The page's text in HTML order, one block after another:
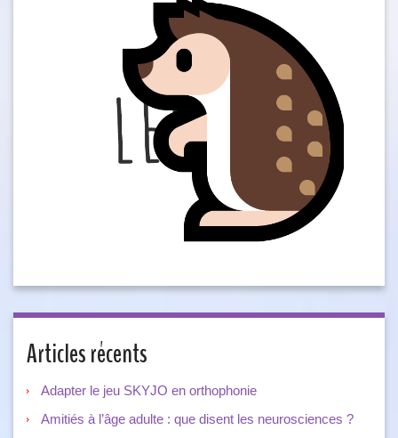
Articles récents
Adapter le jeu SKYJO en orthophonie
Amitiés à l’âge adulte : que disent les neurosciences ?